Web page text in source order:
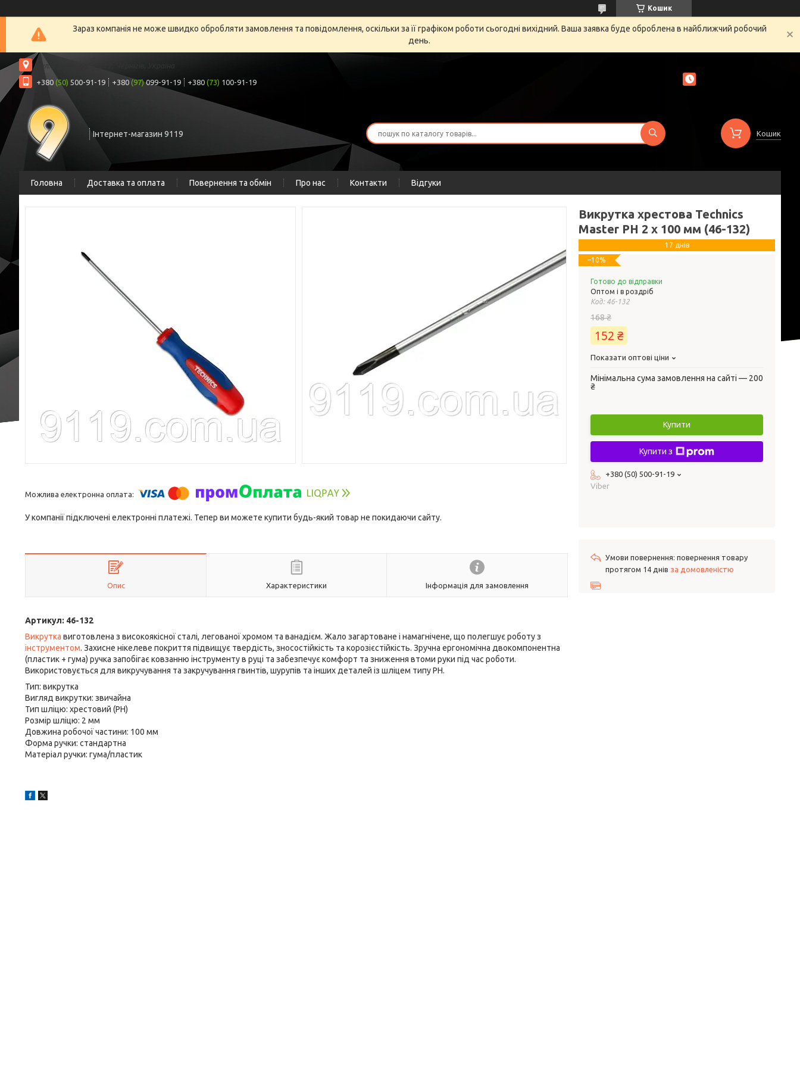
Кошик
Зараз компанія не може швидко обробляти замовлення та повідомлення, оскільки за її графіком роботи сьогодні вихідний. Ваша заявка буде оброблена в найближчий робочий
день.
вул. Шрага, 6а, офіс 2, Чернігів, Україна
+380 (50) 500-91-19 +380 (97)099-91-19 +380 (73) 100-91-19
Інтернет-магазин 9119 Кошик
Головна Доставка та оплата Повернення та обмін Про нас Контакти Відгуки
У компанії підключені електронні платежі. Тепер ви можете купити будь-який товар не покидаючи сайту.
Опис Характеристики Інформація для замовлення
Артикул: 46-132
Викрутка виготовлена з високоякісної сталі, легованої хромом та ванадієм. Жало загартоване і намагнічене, що полегшує роботу з
інструментом. Захисне нікелеве покриття підвищує твердість, зносостійкість та корозієстійкість. Зручна ергономічна двокомпонентна
(пластик + гума) ручка запобігає ковзанню інструменту в руці та забезпечує комфорт та зниження втоми руки під час роботи.
Використовується для викручування та закручування гвинтів, шурупів та інших деталей із шліцем типу PH.
Тип: викрутка
Вигляд викрутки: звичайна
Тип шліцю: хрестовий (PH)
Розмір шліцю: 2 мм
Довжина робочої частини: 100 мм
Форма ручки: стандартна
Матеріал ручки: гума/пластик
Викрутка хрестова Technics
Master РН 2 х 100 мм (46-132)
17 днів
–10%
Готово до відправки
Оптом і в роздріб
Код: 46-132
168 ₴
152 ₴
Показати оптові ціни
Мінімальна сума замовлення на сайті — 200
₴
Купити
Купити з
+380 (50) 500-91-19
Viber
повернення товару
протягом 14 днів за домовленістю